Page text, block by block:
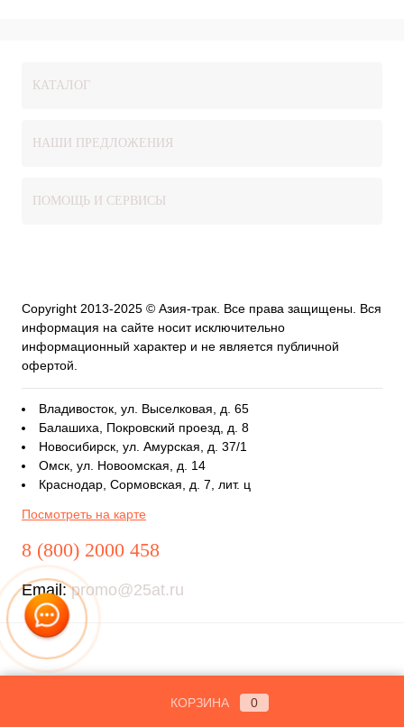
КАТАЛОГ
НАШИ ПРЕДЛОЖЕНИЯ
ПОМОЩЬ И СЕРВИСЫ
Copyright 2013-2025 © Азия-трак. Все права защищены. Вся
информация на сайте носит исключительно
информационный характер и не является публичной
офертой.
Владивосток, ул. Выселковая, д. 65
Балашиха, Покровский проезд, д. 8
Новосибирск, ул. Амурская, д. 37/1
Омск, ул. Новоомская, д. 14
Краснодар, Сормовская, д. 7, лит. ц
Посмотреть на карте
8 (800) 2000 458
Email:promo@25at.ru
КОРЗИНА 0